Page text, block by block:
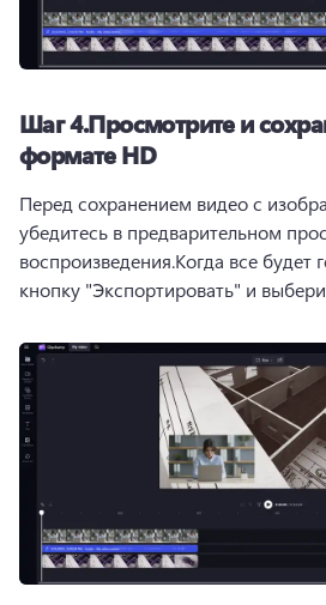
Шаг 4.Просмотрите и
формате HD
Перед сохранением видео с
убедитесь в предварительном
воспроизведения.Когда все будет
кнопку "Экспортировать" и